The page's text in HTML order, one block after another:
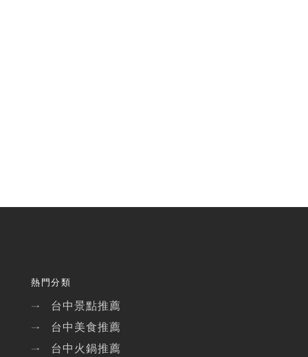
熱門分類
→ 台中景點推薦
→ 台中美食推薦
→ 台中火鍋推薦